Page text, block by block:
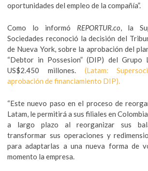
oportunidades del empleo de la compañía”.
Como lo informó REPORTUR.co, la
Sociedades reconoció la decisión del
de Nueva York, sobre la aprobación del
“Debtor in Possesion” (DIP) del Grupo
US$2.450 millones.(Latam:
aprobación de financiamiento DIP).
“Este nuevo paso en el proceso de
Latam, le permitirá a sus filiales en
a largo plazo al reorganizar sus
transformar sus operaciones y
para adaptarlas a una nueva forma de
momento la empresa.